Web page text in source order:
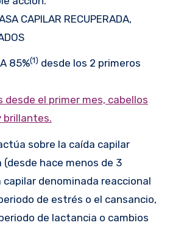
CAPILAR RECUPERADA,
85%(1) desde los 2 primeros
desde el primer mes, cabellos
brillantes.
sobre la caída capilar
hace menos de 3
capilar denominada reaccional
de estrés o el cansancio,
de lactancia o cambios